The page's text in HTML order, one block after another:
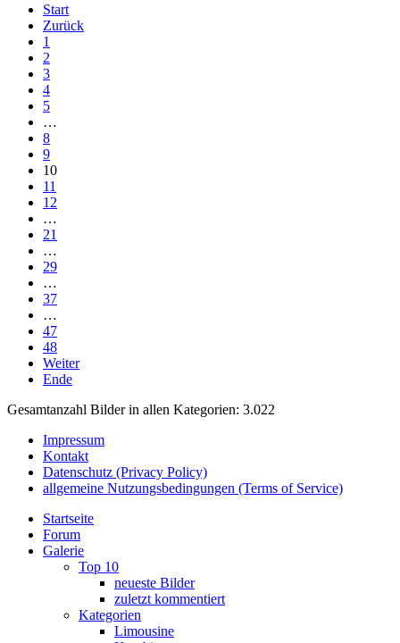
Start
Zurück
1
2
3
4
5
…
8
9
10
11
12
…
21
…
29
…
37
…
47
48
Weiter
Ende
Gesamtanzahl Bilder in allen Kategorien: 3.022
Impressum
Kontakt
Datenschutz (Privacy Policy)
allgemeine Nutzungsbedingungen (Terms of Service)
Startseite
Forum
Galerie
Top 10
neueste Bilder
zuletzt kommentiert
Kategorien
Limousine